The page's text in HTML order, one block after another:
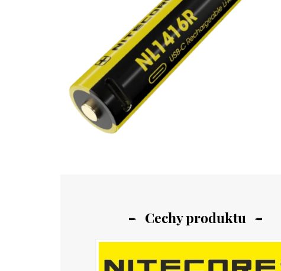
Cechy produktu